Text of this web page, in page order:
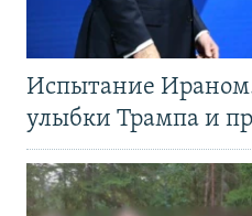
Испытание
улыбки Трампа и